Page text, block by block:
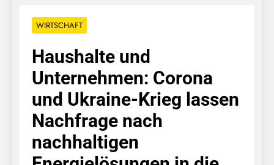
WIRTSCHAFT
Haushalte und
Unternehmen: Corona
und Ukraine-Krieg lassen
Nachfrage nach
nachhaltigen